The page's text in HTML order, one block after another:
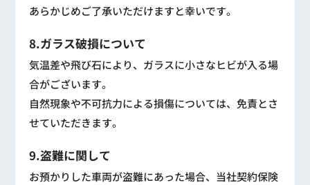
あらかじめご了承いただけますと幸いです。
8.ガラス破損について
気温差や飛び石により、ガラスに小さなヒビが入る場
合がございます。
自然現象や不可抗力による損傷については、免責とさ
せていただきます。
9.盗難に関して
お預かりした車両が盗難にあった場合、当社契約保険